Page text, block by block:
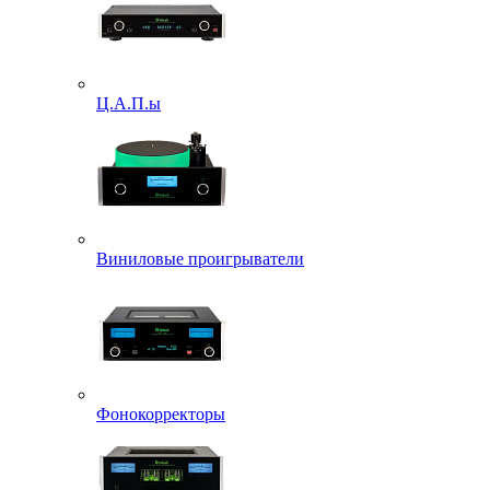
Ц.А.П.ы
Виниловые проигрыватели
Фонокорректоры